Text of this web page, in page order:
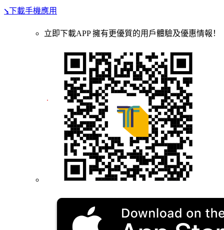
⭸下載手機應用
立即下載APP 擁有更優質的用戶體驗及優惠情報！